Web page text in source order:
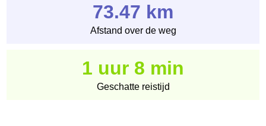
73.47 km
Afstand over de weg
1 uur 8 min
Geschatte reistijd